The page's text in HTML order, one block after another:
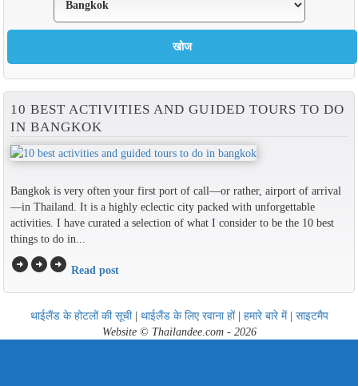
10 BEST ACTIVITIES AND GUIDED TOURS TO DO
IN BANGKOK
Bangkok is very often your first port of call—or rather, airport of arrival
—in Thailand. It is a highly eclectic city packed with unforgettable
activities. I have curated a selection of what I consider to be the 10 best
things to do in...
arrow_circle_rightarrow_circle_rightarrow_circle_right Read post
थाईलैंड के होटलों की सूची| थाईलैंड के लिए रवाना हों| हमारे बारे में| साइटमैप
Website © Thailandee.com - 2026